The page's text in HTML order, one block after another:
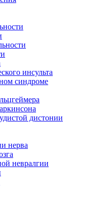
инсульта
синдроме
дистонии
нерва
невралгии